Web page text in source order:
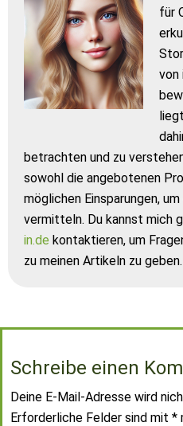
für
von
betrachten und zu
sowohl die angebotenen
möglichen Einsparungen,
vermitteln. Du kannst mich
in.de kontaktieren, um
zu meinen Artikeln zu geben.
Schreibe einen
Deine E-Mail-Adresse wird
Erforderliche Felder sind mit *